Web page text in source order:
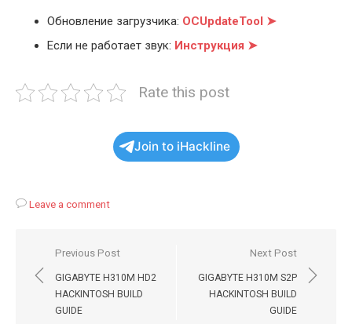
Обновление загрузчика: OCUpdateTool ➤
Если не работает звук: Инструкция ➤
Rate this post
Join to iHackline
Leave a comment
Навигация
по
записям
Previous Post
GIGABYTE H310M HD2
HACKINTOSH BUILD
GUIDE
Next Post
GIGABYTE H310M S2P
HACKINTOSH BUILD
GUIDE